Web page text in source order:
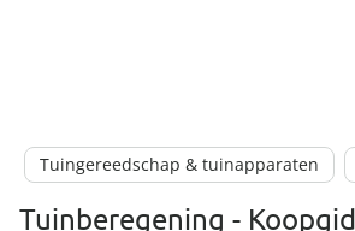
Tuingereedschap & tuinapparaten
Tuinberegening -